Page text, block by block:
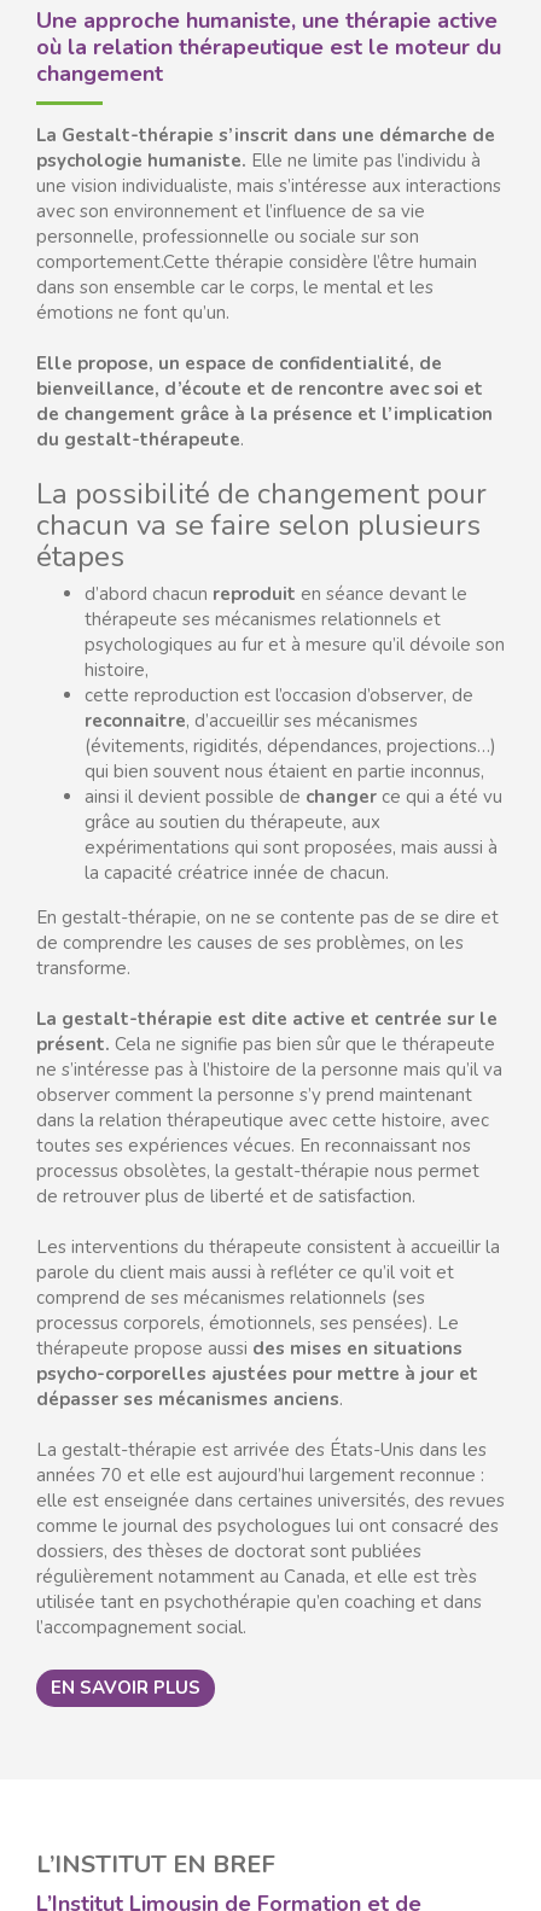
Une approche humaniste, une thérapie active
où la relation thérapeutique est le moteur du
changement
La Gestalt-thérapie s’inscrit dans une démarche de
psychologie humaniste. Elle ne limite pas l’individu à
une vision individualiste, mais s’intéresse aux interactions
avec son environnement et l’influence de sa vie
personnelle, professionnelle ou sociale sur son
comportement.Cette thérapie considère l’être humain
dans son ensemble car le corps, le mental et les
émotions ne font qu’un.
Elle propose, un espace de confidentialité, de
bienveillance, d’écoute et de rencontre avec soi et
de changement grâce à la présence et l’implication
du gestalt-thérapeute.
La possibilité de changement pour
chacun va se faire selon plusieurs
étapes
d’abord chacun reproduit en séance devant le
thérapeute ses mécanismes relationnels et
psychologiques au fur et à mesure qu’il dévoile son
histoire,
cette reproduction est l’occasion d’observer, de
reconnaitre, d’accueillir ses mécanismes
(évitements, rigidités, dépendances, projections…)
qui bien souvent nous étaient en partie inconnus,
ainsi il devient possible de changer ce qui a été vu
grâce au soutien du thérapeute, aux
expérimentations qui sont proposées, mais aussi à
la capacité créatrice innée de chacun.
En gestalt-thérapie, on ne se contente pas de se dire et
de comprendre les causes de ses problèmes, on les
transforme.
La gestalt-thérapie est dite active et centrée sur le
présent. Cela ne signifie pas bien sûr que le thérapeute
ne s’intéresse pas à l’histoire de la personne mais qu’il va
observer comment la personne s’y prend maintenant
dans la relation thérapeutique avec cette histoire, avec
toutes ses expériences vécues. En reconnaissant nos
processus obsolètes, la gestalt-thérapie nous permet
de retrouver plus de liberté et de satisfaction.
Les interventions du thérapeute consistent à accueillir la
parole du client mais aussi à refléter ce qu’il voit et
comprend de ses mécanismes relationnels (ses
processus corporels, émotionnels, ses pensées). Le
thérapeute propose aussi des mises en situations
psycho-corporelles ajustées pour mettre à jour et
dépasser ses mécanismes anciens.
La gestalt-thérapie est arrivée des États-Unis dans les
années 70 et elle est aujourd’hui largement reconnue :
elle est enseignée dans certaines universités, des revues
comme le journal des psychologues lui ont consacré des
dossiers, des thèses de doctorat sont publiées
régulièrement notamment au Canada, et elle est très
utilisée tant en psychothérapie qu’en coaching et dans
l’accompagnement social.
EN SAVOIR PLUS
L’INSTITUT EN BREF
L’Institut Limousin de Formation et de